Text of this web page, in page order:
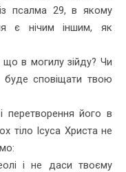
псалма 29, в якому
є нічим іншим, як
в могилу зійду? Чи
сповіщати твою
перетворення його в
тіло Ісуса Христа не
і не даси твоєму